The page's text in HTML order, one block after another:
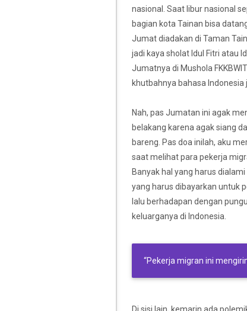
nasional. Saat libur nasional
bagian kota Tainan bisa
Jumat diadakan di Taman
jadi kaya sholat Idul Fitri atau
Jumatnya di Mushola
khutbahnya bahasa
Nah, pas Jumatan ini agak
belakang karena agak siang
bareng. Pas doa inilah, aku
saat melihat para pekerja
Banyak hal yang harus
yang harus dibayarkan untuk
lalu berhadapan dengan
keluarganya di Indonesia.
“Pekerja migran ini